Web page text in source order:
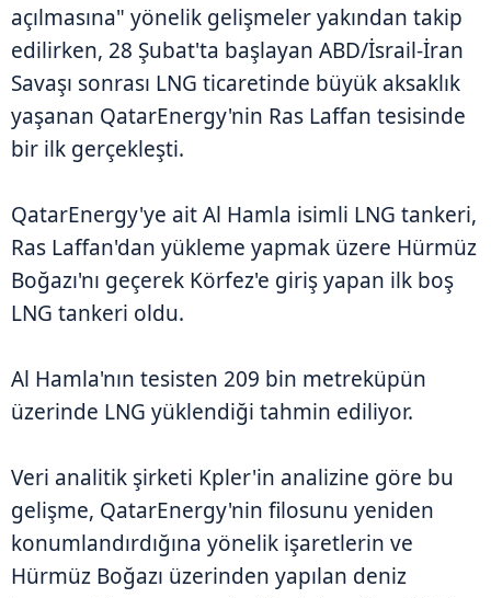
açılmasına" yönelik gelişmeler yakından takip
edilirken, 28 Şubat'ta başlayan ABD/İsrail-İran
Savaşı sonrası LNG ticaretinde büyük aksaklık
yaşanan QatarEnergy'nin Ras Laffan tesisinde
bir ilk gerçekleşti.
QatarEnergy'ye ait Al Hamla isimli LNG tankeri,
Ras Laffan'dan yükleme yapmak üzere Hürmüz
Boğazı'nı geçerek Körfez'e giriş yapan ilk boş
LNG tankeri oldu.
Al Hamla'nın tesisten 209 bin metreküpün
üzerinde LNG yüklendiği tahmin ediliyor.
Veri analitik şirketi Kpler'in analizine göre bu
gelişme, QatarEnergy'nin filosunu yeniden
konumlandırdığına yönelik işaretlerin ve
Hürmüz Boğazı üzerinden yapılan deniz